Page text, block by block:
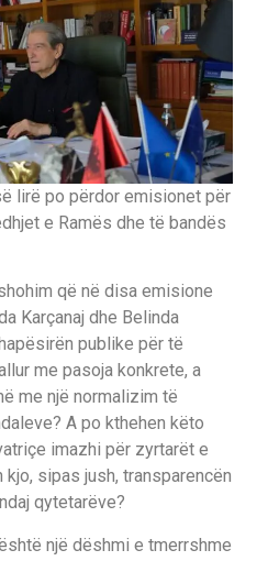
lirë po përdor emisionet për
e Ramës dhe të bandës
që në disa emisione
Karçanaj dhe Belinda
publike për të
me pasoja konkrete, a
me një normalizim të
A po kthehen këto
imazhi për zyrtarët e
sipas jush, transparencën
qytetarëve?
një dëshmi e tmerrshme